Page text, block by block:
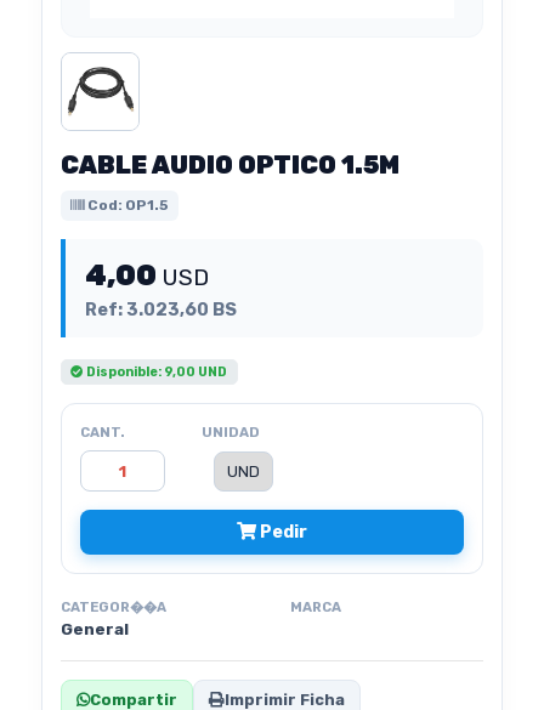
CABLE AUDIO OPTICO 1.5M
Cod: OP1.5
4,00 USD
Ref: 3.023,60 BS
Disponible: 9,00 UND
CANT. UNIDAD
Pedir
CATEGOR��A
General
MARCA
Compartir Imprimir Ficha